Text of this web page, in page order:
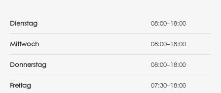
Dienstag 08:00–18:00
Mittwoch 08:00–18:00
Donnerstag 08:00–18:00
Freitag 07:30–18:00